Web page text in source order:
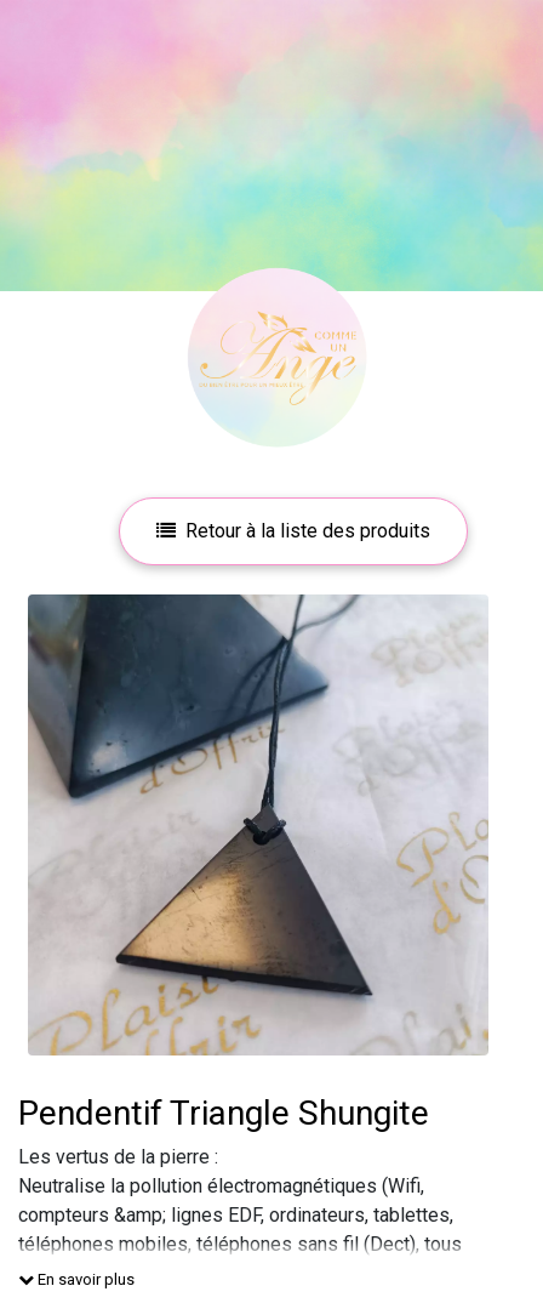
Retour à la liste des produits
Pendentif Triangle Shungite
Les vertus de la pierre :
Neutralise la pollution électromagnétiques (Wifi,
compteurs &amp; lignes EDF, ordinateurs, tablettes,
téléphones mobiles, téléphones sans fil (Dect), tous
les appareils électroménagers et tous les
En savoir plus